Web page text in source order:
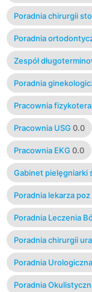
Poradnia chirurgii
Poradnia
Zespół
Poradnia
Pracownia
Pracownia USG 0.0
Pracownia EKG 0.0
Gabinet
Poradnia lekarza poz
Poradnia Leczenia
Poradnia chirurgii
Poradnia Urologiczna
Poradnia